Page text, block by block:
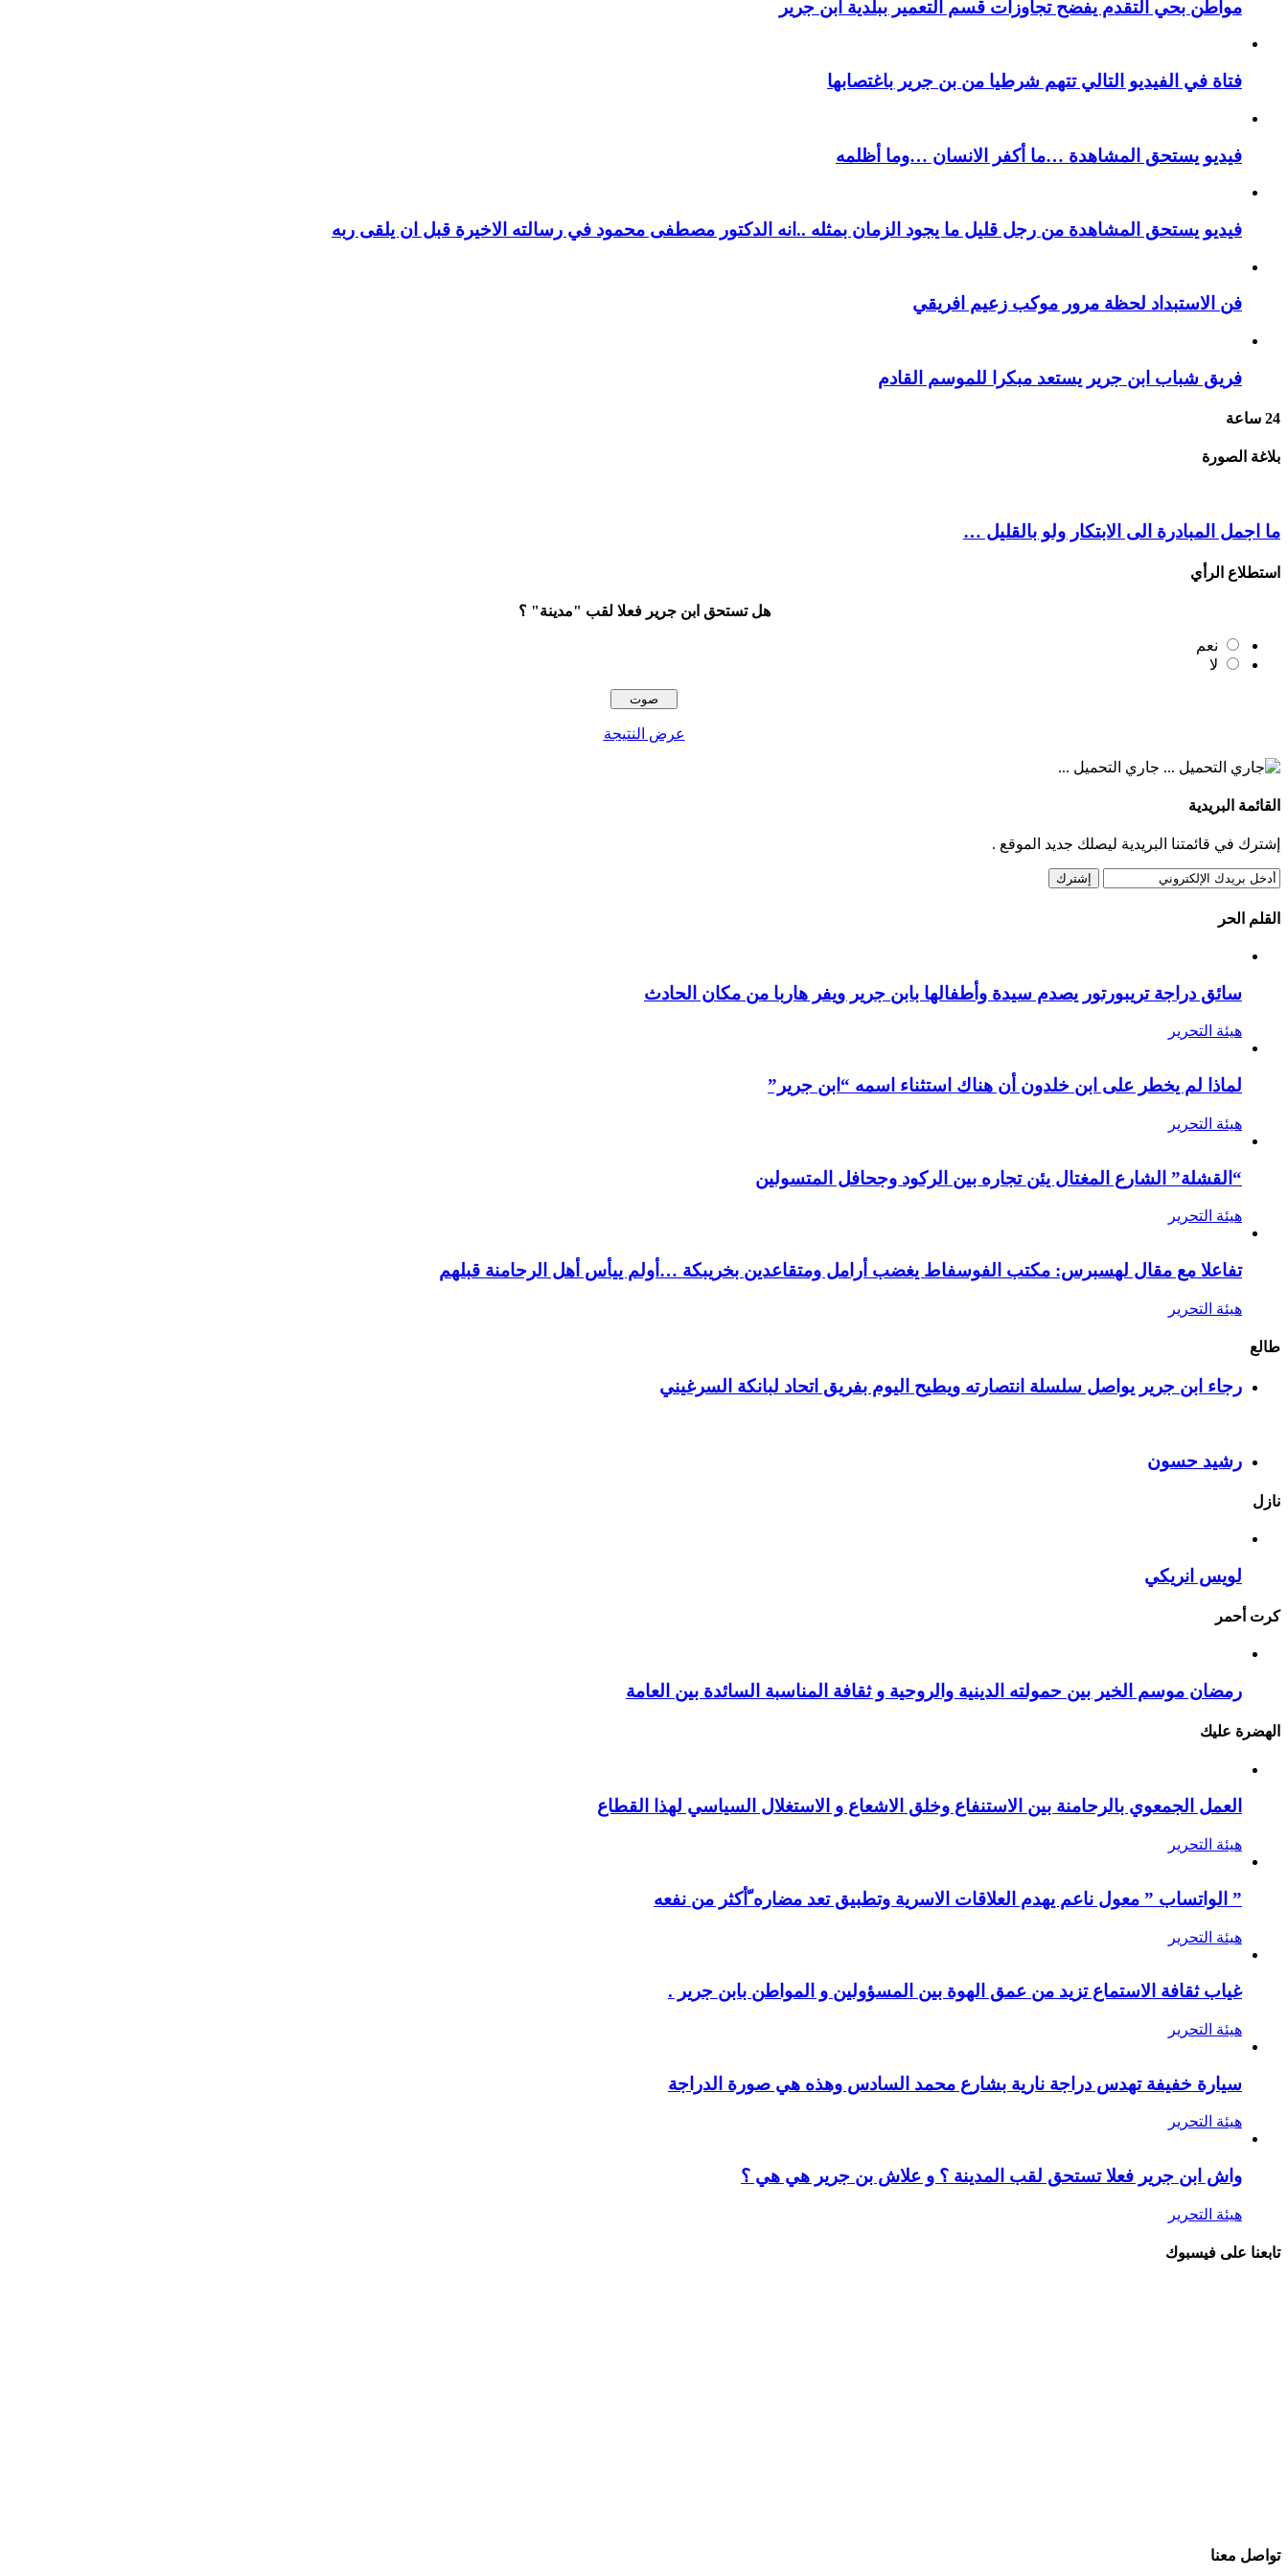
مواطن بحي التقدم يفضح تجاوزات قسم التعمير ببلدية ابن جرير
فتاة في الفيديو التالي تتهم شرطيا من بن جرير باغتصابها
فيديو يستحق المشاهدة …ما أكفر الانسان …وما أظلمه
فيديو يستحق المشاهدة من رجل قليل ما يجود الزمان بمثله ..انه الدكتور مصطفى محمود في رسالته الاخيرة قبل ان يلقى ربه
فن الاستبداد لحظة مرور موكب زعيم افريقي
فريق شباب ابن جرير يستعد مبكرا للموسم القادم
24 ساعة
بلاغة الصورة
ما اجمل المبادرة الى الابتكار ولو بالقليل …
استطلاع الرأي
هل تستحق ابن جرير فعلا لقب "مدينة" ؟
نعم
لا
عرض النتيجة
جاري التحميل ...
القائمة البريدية
إشترك في قائمتنا البريدية ليصلك جديد الموقع .
القلم الحر
سائق دراجة تريبورتور يصدم سيدة وأطفالها بابن جرير ويفر هاربا من مكان الحادث
هيئة التحرير
لماذا لم يخطر على ابن خلدون أن هناك استثناء اسمه “ابن جرير”
هيئة التحرير
“القشلة” الشارع المغتال يئن تجاره بين الركود وجحافل المتسولين
هيئة التحرير
تفاعلا مع مقال لهسبرس: مكتب الفوسفاط يغضب أرامل ومتقاعدين بخريبكة …أولم ييأس أهل الرحامنة قبلهم
هيئة التحرير
طالع
رجاء ابن جرير يواصل سلسلة انتصارته ويطيح اليوم بفريق اتحاد لبانكة السرغيني
رشيد حسون
نازل
لويس انريكي
كرت أحمر
رمضان موسم الخير بين حمولته الدينية والروحية و ثقافة المناسبة السائدة بين العامة
الهضرة عليك
العمل الجمعوي بالرحامنة بين الاستنفاع وخلق الاشعاع و الاستغلال السياسي لهذا القطاع
هيئة التحرير
” الواتساب ” معول ناعم يهدم العلاقات الاسرية وتطبيق تعد مضاره ّأكثر من نفعه
هيئة التحرير
غياب ثقافة الاستماع تزيد من عمق الهوة بين المسؤولين و المواطن بابن جرير .
هيئة التحرير
سيارة خفيفة تهدس دراجة نارية بشارع محمد السادس وهذه هي صورة الدراجة
هيئة التحرير
واش ابن جرير فعلا تستحق لقب المدينة ؟ و علاش بن جرير هي هي ؟
هيئة التحرير
تابعنا على فيسبوك
تواصل معنا